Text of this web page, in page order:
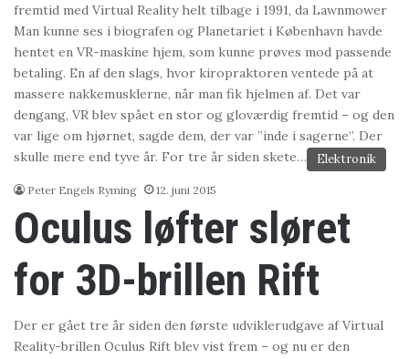
fremtid med Virtual Reality helt tilbage i 1991, da Lawnmower
Man kunne ses i biografen og Planetariet i København havde
hentet en VR-maskine hjem, som kunne prøves mod passende
betaling. En af den slags, hvor kiropraktoren ventede på at
massere nakkemusklerne, når man fik hjelmen af. Det var
dengang, VR blev spået en stor og gloværdig fremtid – og den
var lige om hjørnet, sagde dem, der var ”inde i sagerne”. Der
skulle mere end tyve år. For tre år siden skete…
Elektronik
Peter Engels Ryming 12. juni 2015
Oculus løfter sløret
for 3D-brillen Rift
Der er gået tre år siden den første udviklerudgave af Virtual
Reality-brillen Oculus Rift blev vist frem – og nu er den